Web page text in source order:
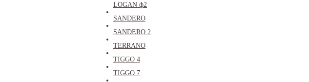
LOGAN ф2
SANDERO
SANDERO 2
TERRANO
TIGGO 4
TIGGO 7